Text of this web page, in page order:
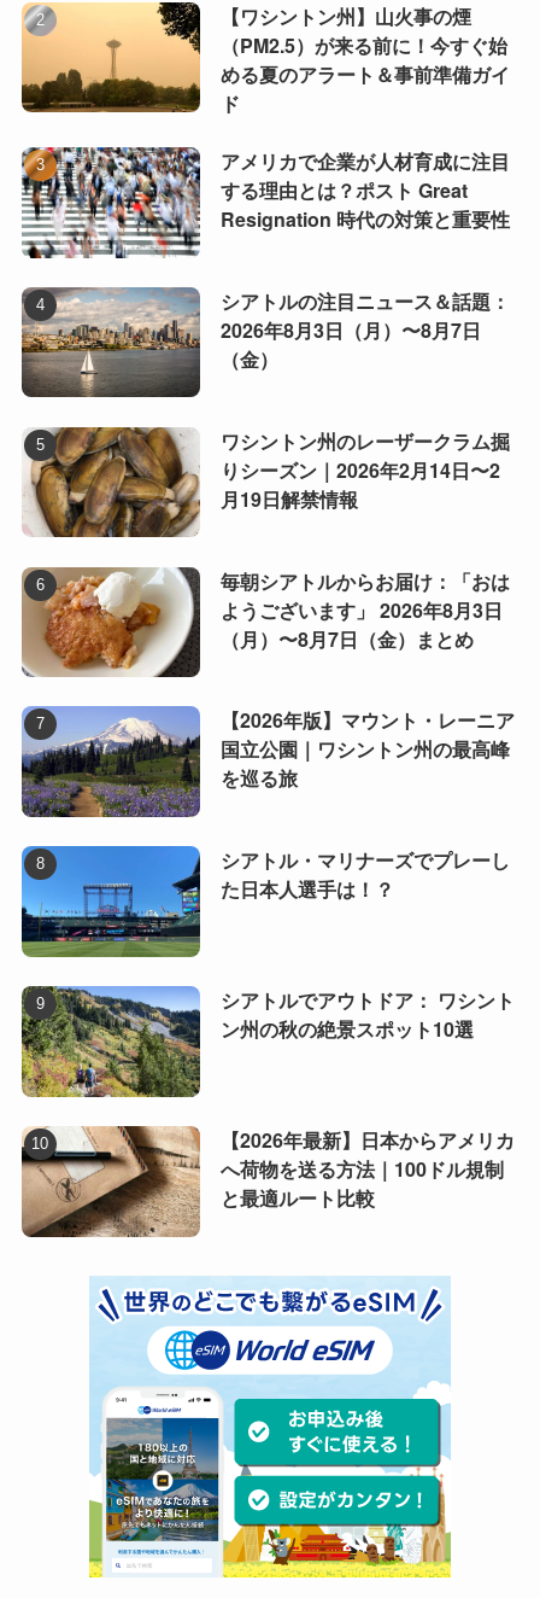
【ワシントン州】山火事の煙
（PM2.5）が来る前に！今すぐ始
める夏のアラート＆事前準備ガイ
ド
アメリカで企業が人材育成に注目
する理由とは？ポスト Great
Resignation 時代の対策と重要性
シアトルの注目ニュース＆話題：
2026年8月3日（月）〜8月7日
（金）
ワシントン州のレーザークラム掘
りシーズン｜2026年2月14日〜2
月19日解禁情報
毎朝シアトルからお届け：「おは
ようございます」 2026年8月3日
（月）〜8月7日（金）まとめ
【2026年版】マウント・レーニア
国立公園｜ワシントン州の最高峰
を巡る旅
シアトル・マリナーズでプレーし
た日本人選手は！？
シアトルでアウトドア： ワシント
ン州の秋の絶景スポット10選
【2026年最新】日本からアメリカ
へ荷物を送る方法｜100ドル規制
と最適ルート比較